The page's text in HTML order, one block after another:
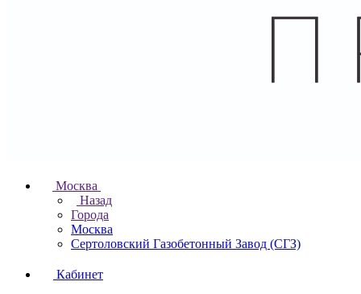
Москва
Назад
Города
Москва
Сертоловский Газобетонный Завод (СГЗ)
Кабинет